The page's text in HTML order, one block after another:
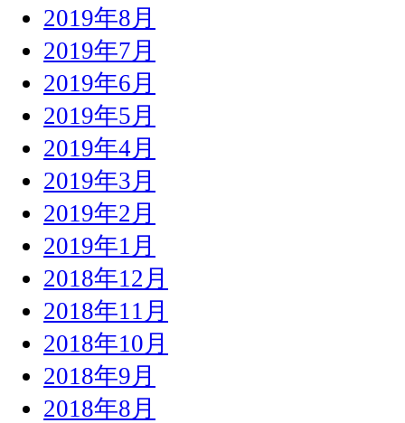
2019年8月
2019年7月
2019年6月
2019年5月
2019年4月
2019年3月
2019年2月
2019年1月
2018年12月
2018年11月
2018年10月
2018年9月
2018年8月